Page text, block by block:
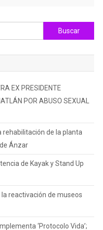
Buscar:
EX PRESIDENTE
POR ABUSO SEXUAL
rehabilitación de la planta
Ánzar
de Kayak y Stand Up
reactivación de museos
‘Protocolo Vida’;